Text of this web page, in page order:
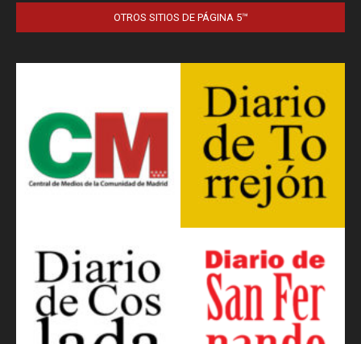
OTROS SITIOS DE PÁGINA 5™